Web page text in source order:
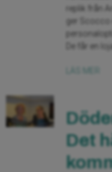
replik från
ger Scocco
De får en
Det